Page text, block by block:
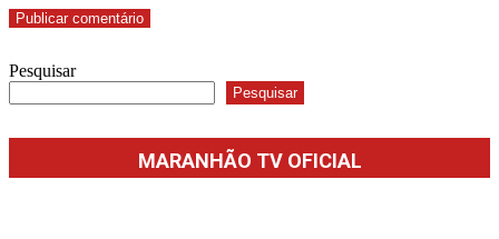
Pesquisar
Pesquisar
MARANHÃO TV OFICIAL